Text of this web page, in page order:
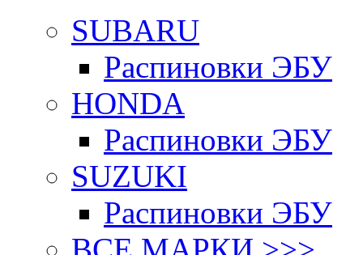
SUBARU
Распиновки ЭБУ
HONDA
Распиновки ЭБУ
SUZUKI
Распиновки ЭБУ